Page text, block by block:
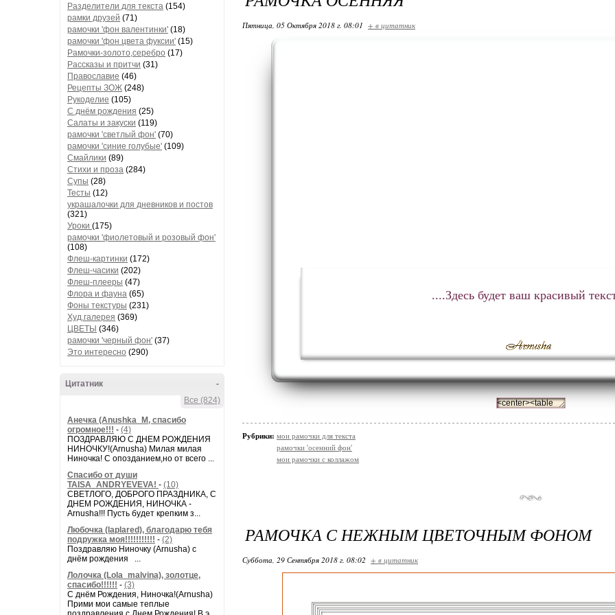
Разделители для текста (154)
рамки друзей (71)
рамочки 'фон валентинки' (18)
рамочки 'фон цвета фуксии' (15)
Рамочки-золото,серебро (17)
Рассказы и притчи (31)
Православие (46)
Рецепты ЗОЖ (248)
Рукоделие (105)
С днём рождения (25)
Салаты и закуски (119)
рамочки 'светлый фон' (70)
рамочки 'синие голубые' (109)
Смайлики (89)
Стихи и проза (284)
Супы (28)
Тесты (12)
украшалочки для дневников и постов
(321)
Уроки (175)
рамочки 'фиолетовый и розовый фон'
(108)
Флеш-картинки (172)
Флеш-часики (202)
Флеш-плееры (47)
Флора и фауна (65)
Фоны текстуры (231)
Худ.галерея (369)
ЦВЕТЫ (346)
рамочки 'черный фон' (37)
Это интересно (290)
-
Цитатник
Все (824)
Анечка (Anushka_M, спасибо
огромное!!! - (4)
ПОЗДРАВЛЯЮ С ДНЕМ РОЖДЕНИЯ
НИНОЧКУ!(Arnusha) Милая милая
Ниночка! С опозданием,но от всего ...
Спасибо от души
TAISA_ANDRYEVEVA! - (10)
СВЕТЛОГО, ДОБРОГО ПРАЗДНИКА, С
ДНЕМ РОЖДЕНИЯ, НИНОЧКА -
Arnusha!!! Пусть будет крепким з...
Любочка (laplared), благодарю тебя
подружка моя!!!!!!!!!!! - (2)
Поздравляю Ниночку (Arnusha) с
днём рождения ...
Лолочка (Lola_malvina), золотце,
спасибо!!!!!! - (3)
С днём Рождения, Ниночка!(Аrnusha)
Прими мои самые теплые
Пятница, 05 Октября 2018 г. 08:01 + в цитатник
....Здесь будет ваш красивый
Рубрики: мои рамочки для текста
рамочки 'осенний фон'
мои рамочки с коллажом
РАМОЧКА С НЕЖНЫМ ЦВЕТОЧНЫМ ФОНОМ
Суббота, 29 Сентября 2018 г. 08:02 + в цитатник